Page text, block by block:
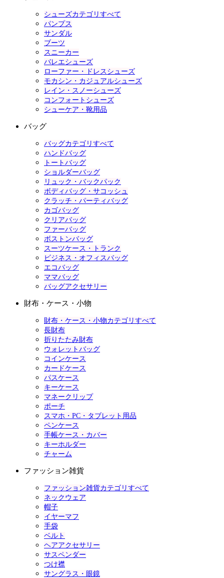
シューズカテゴリすべて
パンプス
サンダル
ブーツ
スニーカー
バレエシューズ
ローファー・ドレスシューズ
モカシン・カジュアルシューズ
レイン・スノーシューズ
コンフォートシューズ
シューケア・靴用品
バッグ
バッグカテゴリすべて
ハンドバッグ
トートバッグ
ショルダーバッグ
リュック・バックパック
ボディバッグ・サコッシュ
クラッチ・パーティバッグ
カゴバッグ
クリアバッグ
ファーバッグ
ボストンバッグ
スーツケース・トランク
ビジネス・オフィスバッグ
エコバッグ
ママバッグ
バッグアクセサリー
財布・ケース・小物
財布・ケース・小物カテゴリすべて
長財布
折りたたみ財布
ウォレットバッグ
コインケース
カードケース
パスケース
キーケース
マネークリップ
ポーチ
スマホ・PC・タブレット用品
ペンケース
手帳ケース・カバー
キーホルダー
チャーム
ファッション雑貨
ファッション雑貨カテゴリすべて
ネックウェア
帽子
イヤーマフ
手袋
ベルト
ヘアアクセサリー
サスペンダー
つけ襟
サングラス・眼鏡